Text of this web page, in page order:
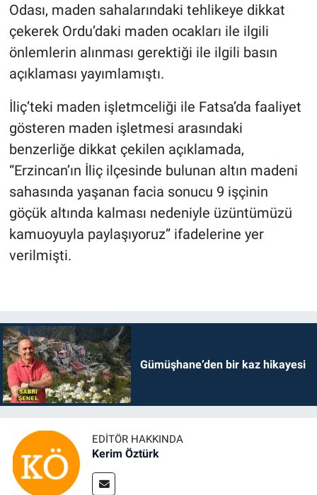
Odası, maden sahalarındaki tehlikeye dikkat
çekerek Ordu’daki maden ocakları ile ilgili
önlemlerin alınması gerektiği ile ilgili basın
açıklaması yayımlamıştı.
İliç’teki maden işletmceliği ile Fatsa’da faaliyet
gösteren maden işletmesi arasındaki
benzerliğe dikkat çekilen açıklamada,
“Erzincan’ın İliç ilçesinde bulunan altın madeni
sahasında yaşanan facia sonucu 9 işçinin
göçük altında kalması nedeniyle üzüntümüzü
kamuoyuyla paylaşıyoruz” ifadelerine yer
verilmişti.
Gümüşhane’den bir kaz hikayesi
EDITÖR HAKKINDA
Kerim Öztürk